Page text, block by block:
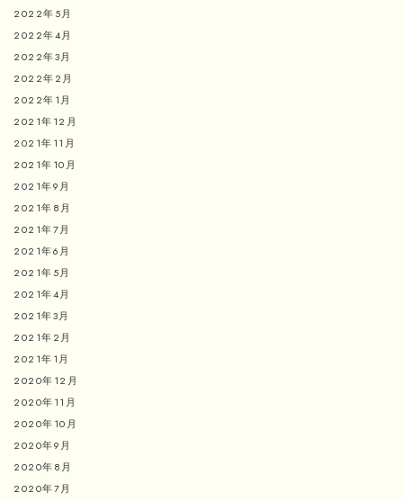
2022年5月
2022年4月
2022年3月
2022年2月
2022年1月
2021年12月
2021年11月
2021年10月
2021年9月
2021年8月
2021年7月
2021年6月
2021年5月
2021年4月
2021年3月
2021年2月
2021年1月
2020年12月
2020年11月
2020年10月
2020年9月
2020年8月
2020年7月